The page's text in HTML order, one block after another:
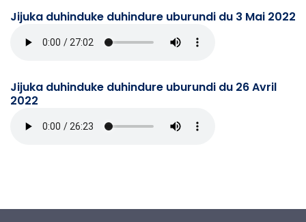
Jijuka duhinduke duhindure uburundi du 3 Mai 2022
Jijuka duhinduke duhindure uburundi du 26 Avril
2022